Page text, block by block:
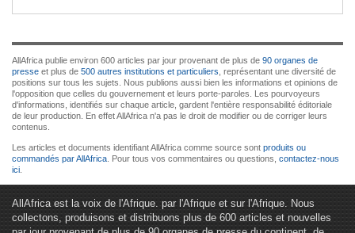
AllAfrica publie environ 600 articles par jour provenant de plus de 90 organes de
presse et plus de 500 autres institutions et particuliers , représentant une diversité de
positions sur tous les sujets. Nous publions aussi bien les informations et opinions de
l'opposition que celles du gouvernement et leurs porte-paroles. Les pourvoyeurs
d'informations, identifiés sur chaque article, gardent l'entière responsabilité éditoriale
de leur production. En effet AllAfrica n'a pas le droit de modifier ou de corriger leurs
contenus.
Les articles et documents identifiant AllAfrica comme source sont produits ou
commandés par AllAfrica . Pour tous vos commentaires ou questions, contactez-nous
ici
AllAfrica est la voix de l'Afrique. par l'Afrique et sur l'Afrique. Nous
collectons, produisons et distribuons plus de 600 articles et nouvelles